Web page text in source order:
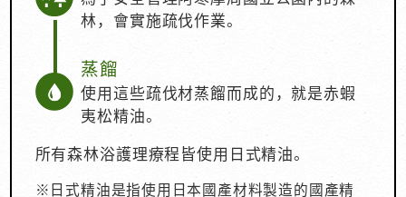
林，會實施疏伐作業。
蒸餾
使用這些疏伐材蒸餾而成的，就是赤蝦
夷松精油。
所有森林浴護理療程皆使用日式精油。
※日式精油是指使用日本國產材料製造的國產精